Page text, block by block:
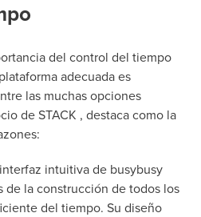
del control del tiempo
adecuada es
las muchas opciones
de STACK , destaca como la
intuitiva de busybusy
de la construcción de todos los
del tiempo. Su diseño